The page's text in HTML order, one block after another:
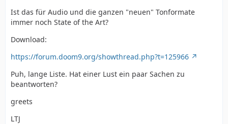
Ist das für Audio und die ganzen "neuen" Tonformate
immer noch State of the Art?
Download:
https://forum.doom9.org/showthread.php?t=125966
Puh, lange Liste. Hat einer Lust ein paar Sachen zu
beantworten?
greets
LTJ